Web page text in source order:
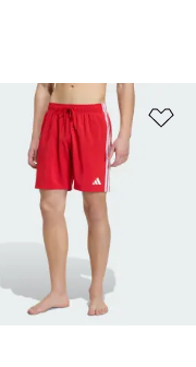
hinzufügen